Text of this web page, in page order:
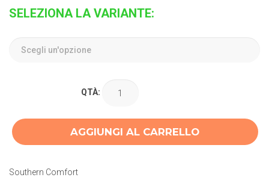
SELEZIONA LA VARIANTE:
QTÀ:
AGGIUNGI AL CARRELLO
Southern Comfort